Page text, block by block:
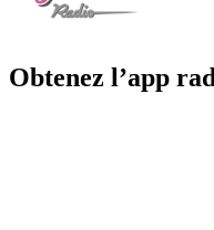
Obtenez l’app